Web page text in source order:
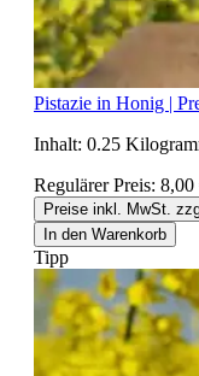
Pistazie in Honig |
Inhalt: 0.25
Regulärer Preis: 8,00
Preise inkl. MwSt.
In den Warenkorb
Tipp